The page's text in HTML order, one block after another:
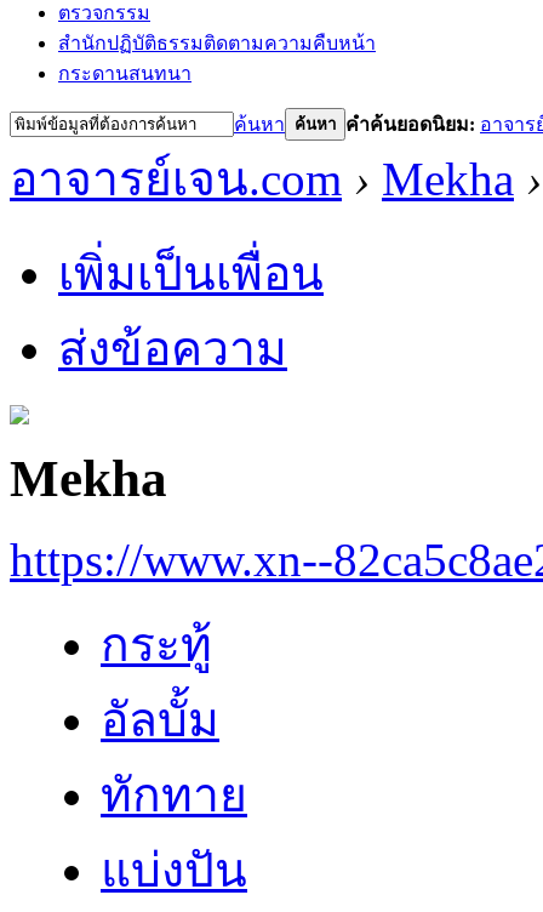
ตรวจกรรม
สำนักปฏิบัติธรรมติดตามความคืบหน้า
กระดานสนทนา
ค้นหา ค้นหา คำค้นยอดนิยม: อาจาร
อาจารย์เจน.com › Mekha ›
เพิ่มเป็นเพื่อน
ส่งข้อความ
Mekha
https://www.xn--
กระทู้
อัลบั้ม
ทักทาย
แบ่งปัน